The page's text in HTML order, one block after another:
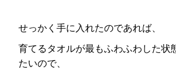
せっかく手に入れたのであれば、
育てるタオルが最もふわふわした状
たいので、